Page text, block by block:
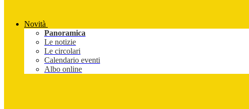
Novità
Panoramica
Le notizie
Le circolari
Calendario eventi
Albo online